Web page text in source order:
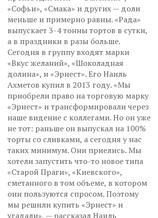
«Софьи», «Смака» и других — доли
меньше и примерно равны. «Рада»
выпускает 3-4 тонны тортов в сутки,
а в праздники в разы больше.
Сегодня в группу входят марки
«Вкус желаний», «Шоколадная
долина», и «Эрнест». Его Наиль
Ахметов купил в 2013 году. «Мы
приобрели право на торговую марку
«Эрнест» и трансформировали через
наше видение с коллегами. Но он уже
не тот: раньше он выпускал на 100%
торты со сливками, а сегодня у нас
таких минимум. Они приелись. Мы
хотели запустить что-то новое типа
«Старой Праги», «Киевского»,
сметанного в том объеме, в котором
они пользуются спросом. Поэтому
мы решили купить «Эрнест» и
угадали», — рассказал Наиль